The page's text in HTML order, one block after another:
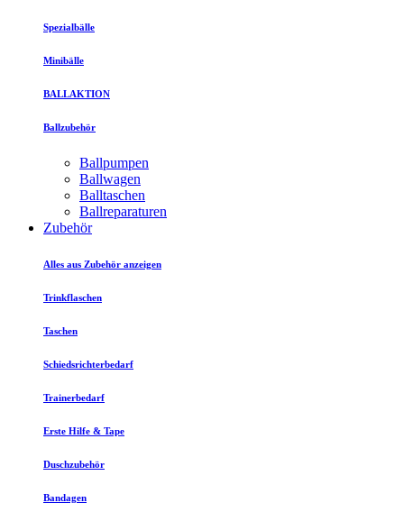
Spezialbälle
Minibälle
BALLAKTION
Ballzubehör
Ballpumpen
Ballwagen
Balltaschen
Ballreparaturen
Zubehör
Alles aus Zubehör anzeigen
Trinkflaschen
Taschen
Schiedsrichterbedarf
Trainerbedarf
Erste Hilfe & Tape
Duschzubehör
Bandagen